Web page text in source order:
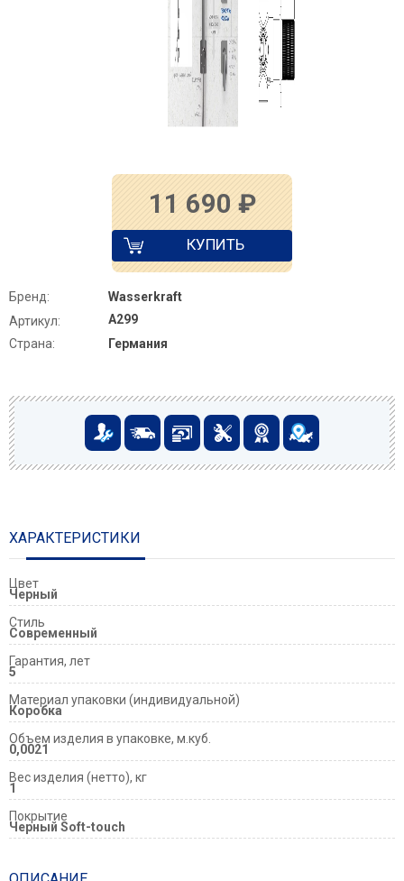
11 690 ₽
КУПИТЬ
Бренд:
Wasserkraft
Артикул:
A299
Страна:
Германия
ХАРАКТЕРИСТИКИ
Цвет
Черный
Стиль
Современный
Гарантия, лет
5
Материал упаковки (индивидуальной)
Коробка
Объем изделия в упаковке, м.куб.
0,0021
Вес изделия (нетто), кг
1
Покрытие
Черный Soft-touch